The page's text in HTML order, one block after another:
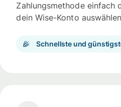
Zahlungsmethode einfach
dein Wise-Konto
Schnellste und